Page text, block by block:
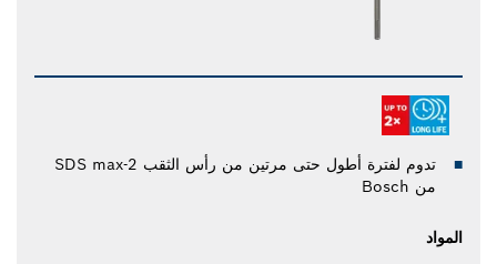
تدوم لفترة أطول حتى مرتين من رأس الثقب SDS max-2
من Bosch
المواد